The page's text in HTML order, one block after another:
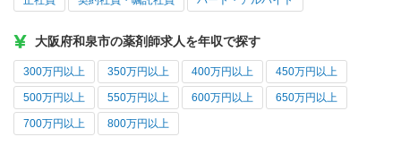
大阪府和泉市の薬剤師求人を年収で探す
300万円以上 350万円以上 400万円以上 450万円以上
500万円以上 550万円以上 600万円以上 650万円以上
700万円以上 800万円以上